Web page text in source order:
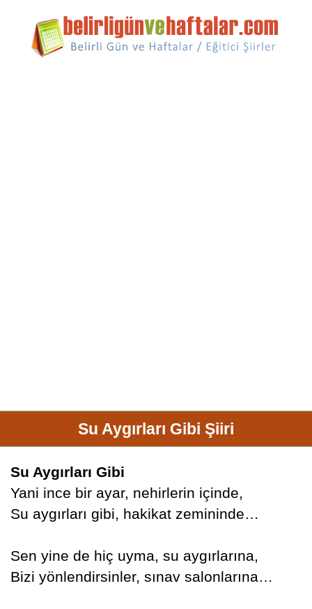
Su Aygırları Gibi Şiiri
Su Aygırları Gibi
Yani ince bir ayar, nehirlerin içinde,
Su aygırları gibi, hakikat zemininde…
Sen yine de hiç uyma, su aygırlarına,
Bizi yönlendirsinler, sınav salonlarına…